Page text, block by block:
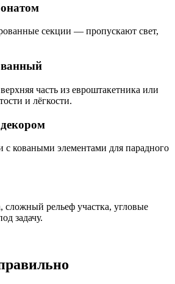
секции — пропускают свет,
часть из евроштакетника или
и лёгкости.
с коваными элементами для парадного
сложный рельеф участка, угловые
задачу.